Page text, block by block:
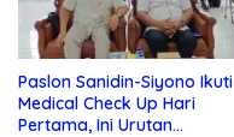
Paslon Sanidin-Siyono Ikuti
Medical Check Up Hari
Pertama, Ini Urutan